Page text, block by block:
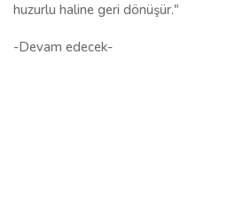
huzurlu haline geri dönüşür."
-Devam edecek-